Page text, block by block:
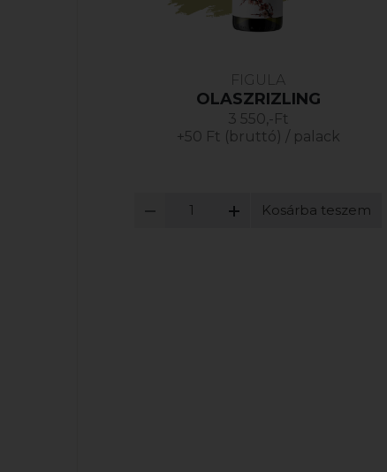
FIGULA
OLASZRIZLING
3 550,-Ft
+50 Ft (bruttó) / palack
Kosárba teszem